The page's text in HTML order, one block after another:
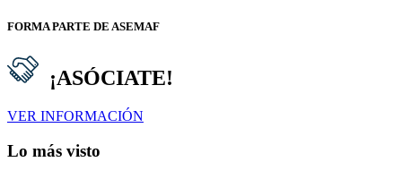
FORMA PARTE DE ASEMAF
¡ASÓCIATE!
VER INFORMACIÓN
Lo más visto